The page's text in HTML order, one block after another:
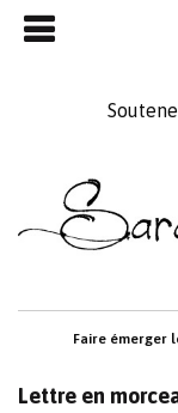
Skip
to
Faire émerger

Lettre en